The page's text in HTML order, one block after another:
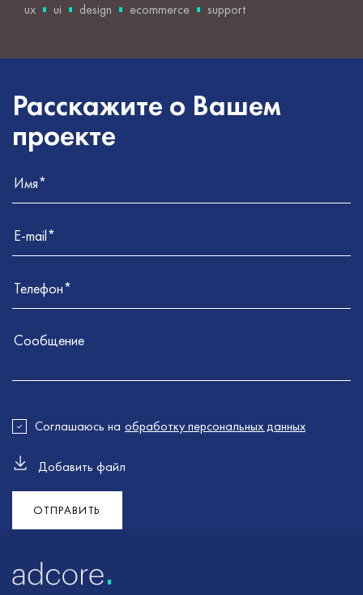
ux ui design ecommerce support
Расскажите о Вашем
проекте
Соглашаюсь на обработку персональных данных
Добавить файл
ОТПРАВИТЬ